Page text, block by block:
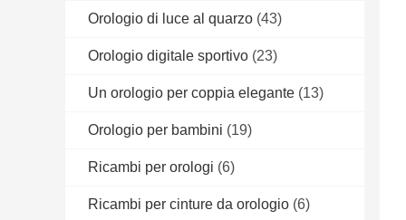
Orologio di luce al quarzo (43)
Orologio digitale sportivo (23)
Un orologio per coppia elegante (13)
Orologio per bambini (19)
Ricambi per orologi (6)
Ricambi per cinture da orologio (6)